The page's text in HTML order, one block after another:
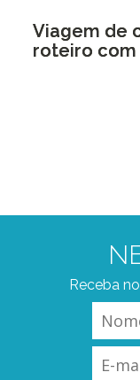
Viagem de
roteiro com
Receba